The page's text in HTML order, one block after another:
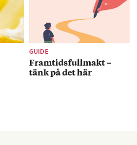
GUIDE
Framtidsfullmakt –
tänk på det här